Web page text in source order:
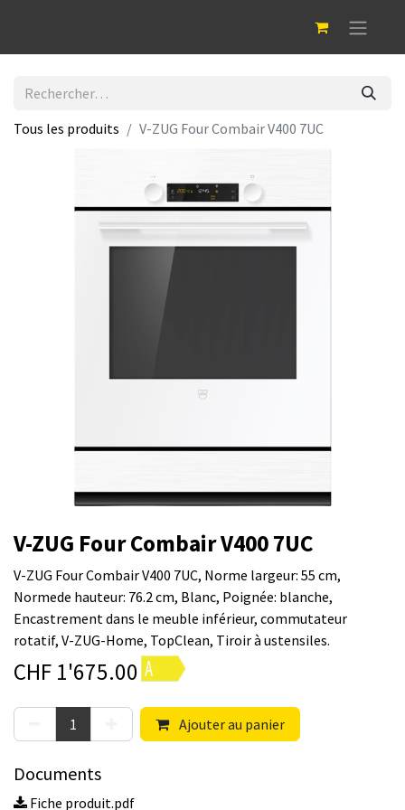
Tous les produits V-ZUG Four Combair V400 7UC
V-ZUG Four Combair V400 7UC
V-ZUG Four Combair V400 7UC, Norme largeur: 55 cm,
Normede hauteur: 76.2 cm, Blanc, Poignée: blanche,
Encastrement dans le meuble inférieur, commutateur
rotatif, V-ZUG-Home, TopClean, Tiroir à ustensiles.
CHF 1'675.00
Ajouter au panier
Documents
Fiche produit.pdf